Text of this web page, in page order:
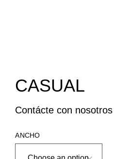
CASUAL
Contácte con
ANCHO